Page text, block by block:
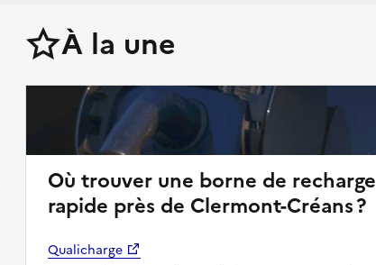
À la une
Où trouver une borne de recharge
rapide près de Clermont-Créans ?
Qualicharge